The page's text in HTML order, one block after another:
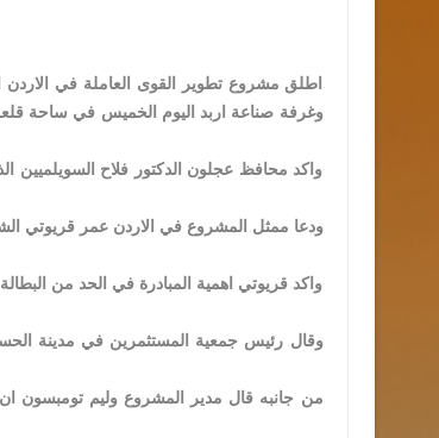
اطلق مشروع تطوير القوى العاملة في الاردن
وغرفة صناعة اربد اليوم الخميس في ساحة
واكد محافظ عجلون الدكتور فلاح السويلميين
ودعا ممثل المشروع في الاردن عمر قريوتي
واكد قريوتي اهمية المبادرة في الحد من
وقال رئيس جمعية المستثمرين في مدينة الحسن